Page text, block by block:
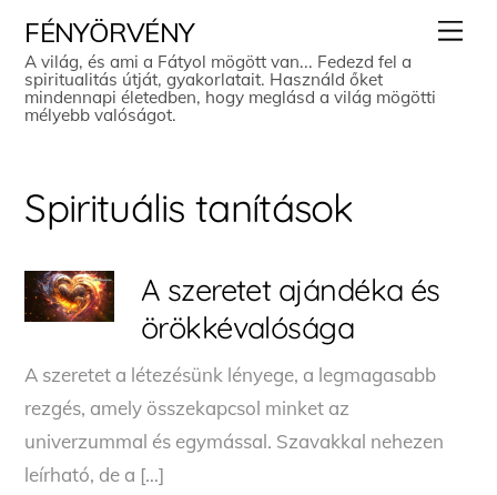
content
FÉNYÖRVÉNY
A világ, és ami a Fátyol mögött van... Fedezd fel a
spiritualitás útját, gyakorlatait. Használd őket
mindennapi életedben, hogy meglásd a világ mögötti
mélyebb valóságot.
Spirituális tanítások
A szeretet ajándéka és
örökkévalósága
A szeretet a létezésünk lényege, a legmagasabb
rezgés, amely összekapcsol minket az
univerzummal és egymással. Szavakkal nehezen
leírható, de a […]